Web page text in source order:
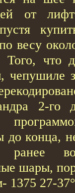
от
весу
что
чепушиле
2-го
до конца,
ранее
шары,
1375 27-